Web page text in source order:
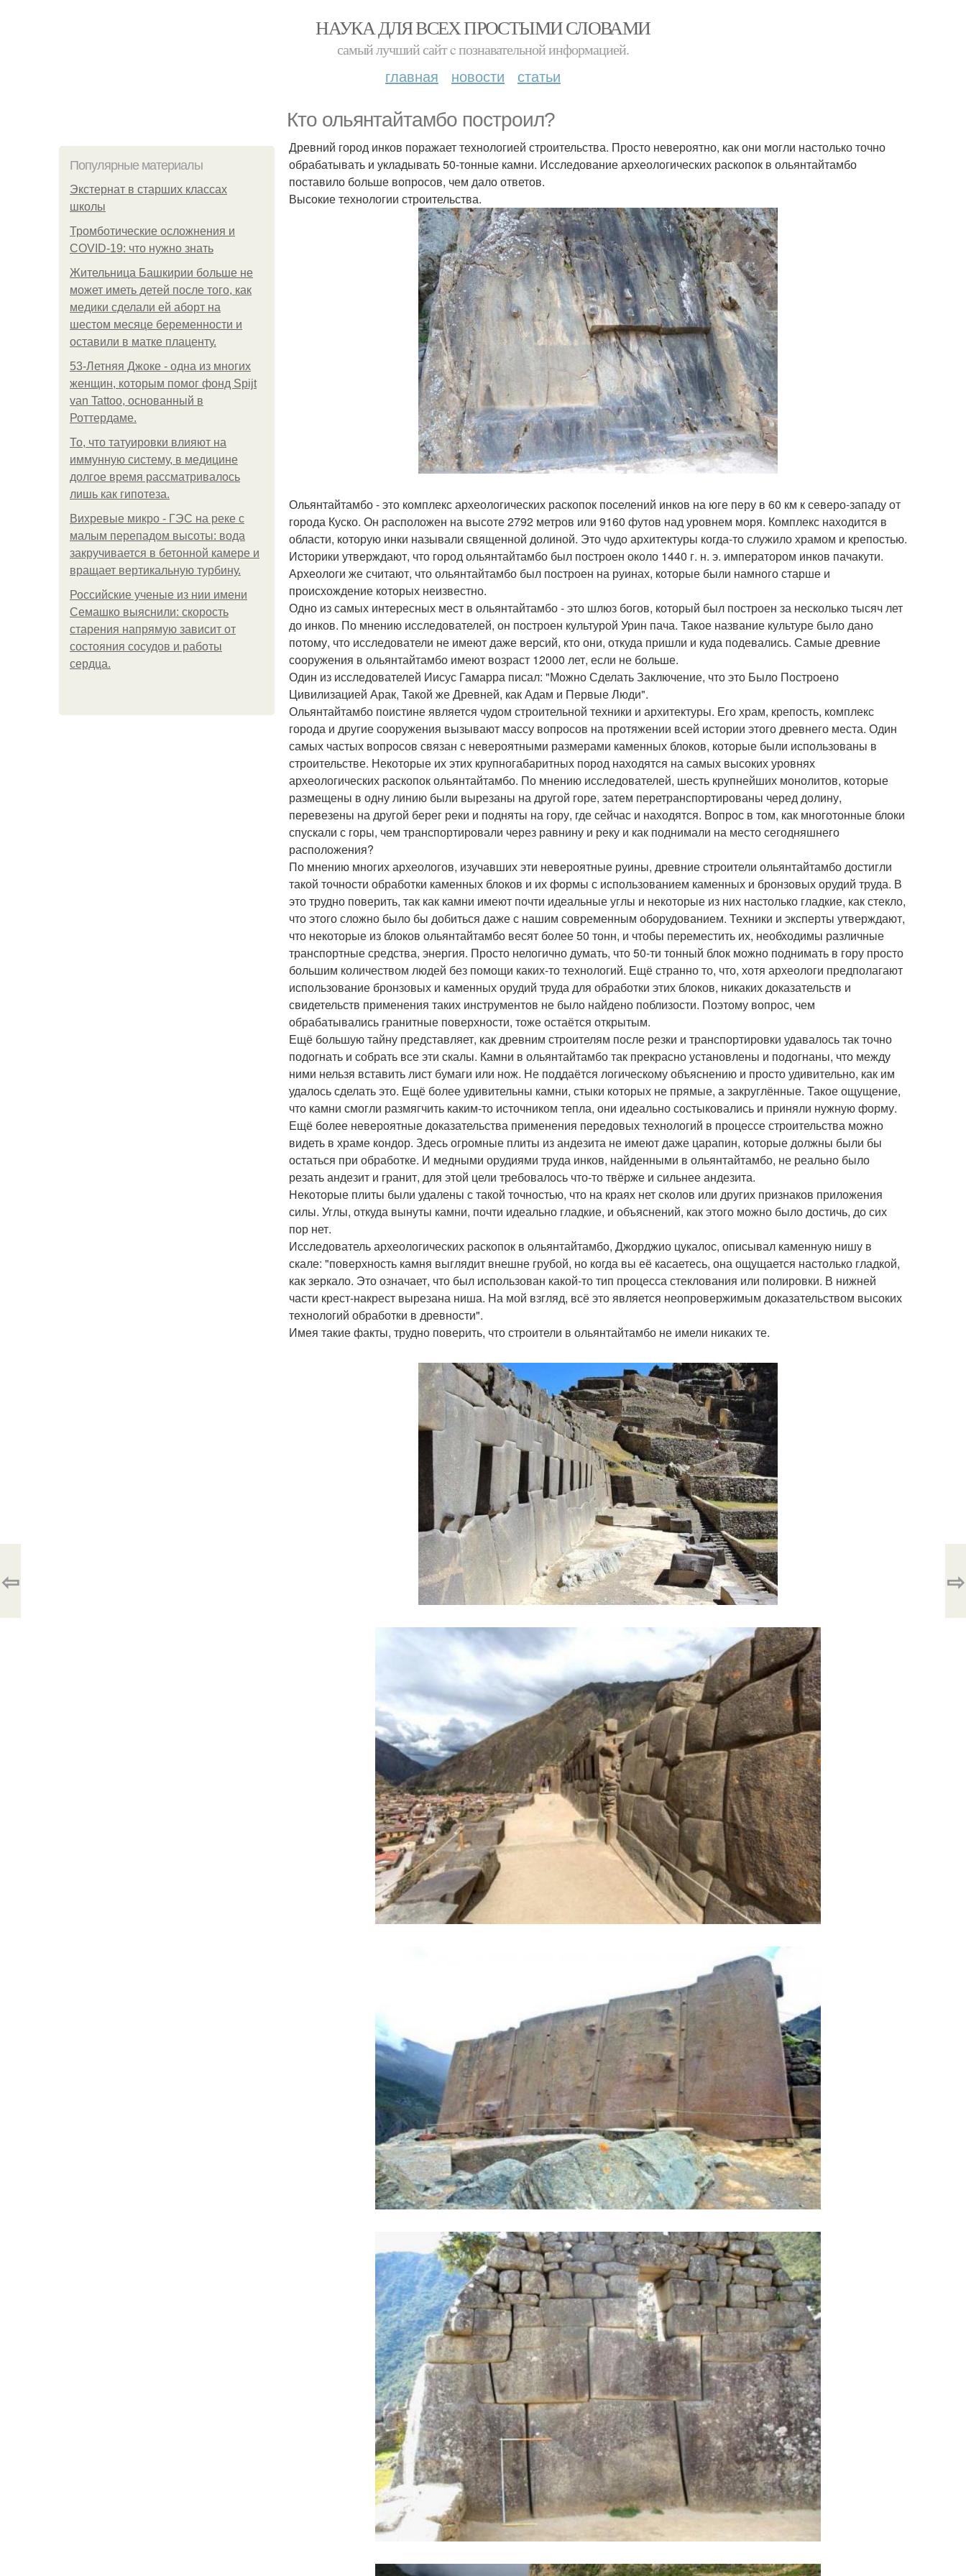
НАУКА ДЛЯ ВСЕХ ПРОСТЫМИ СЛОВАМИ
самый лучший сайт c познавательной информацией.
главная новости статьи
Кто ольянтайтамбо построил?
Популярные материалы
Экстернат в старших классах
школы
Тромботические осложнения и
COVID-19: что нужно знать
Жительница Башкирии больше не
может иметь детей после того, как
медики сделали ей аборт на
шестом месяце беременности и
оставили в матке плаценту.
53-Летняя Джоке - одна из многих
женщин, которым помог фонд Spijt
van Tattoo, основанный в
Роттердаме.
То, что татуировки влияют на
иммунную систему, в медицине
долгое время рассматривалось
лишь как гипотеза.
Вихревые микро - ГЭС на реке с
малым перепадом высоты: вода
закручивается в бетонной камере и
вращает вертикальную турбину.
Российские ученые из нии имени
Семашко выяснили: скорость
старения напрямую зависит от
состояния сосудов и работы
сердца.
Древний город инков поражает технологией строительства. Просто невероятно, как они могли настолько точно
обрабатывать и укладывать 50-тонные камни. Исследование археологических раскопок в ольянтайтамбо
поставило больше вопросов, чем дало ответов.
Высокие технологии строительства.
Ольянтайтамбо - это комплекс археологических раскопок поселений инков на юге перу в 60 км к северо-западу от
города Куско. Он расположен на высоте 2792 метров или 9160 футов над уровнем моря. Комплекс находится в
области, которую инки называли священной долиной. Это чудо архитектуры когда-то служило храмом и крепостью.
Историки утверждают, что город ольянтайтамбо был построен около 1440 г. н. э. императором инков пачакути.
Археологи же считают, что ольянтайтамбо был построен на руинах, которые были намного старше и
происхождение которых неизвестно.
Одно из самых интересных мест в ольянтайтамбо - это шлюз богов, который был построен за несколько тысяч лет
до инков. По мнению исследователей, он построен культурой Урин пача. Такое название культуре было дано
потому, что исследователи не имеют даже версий, кто они, откуда пришли и куда подевались. Самые древние
сооружения в ольянтайтамбо имеют возраст 12000 лет, если не больше.
Один из исследователей Иисус Гамарра писал: "Можно Сделать Заключение, что это Было Построено
Цивилизацией Арак, Такой же Древней, как Адам и Первые Люди".
Ольянтайтамбо поистине является чудом строительной техники и архитектуры. Его храм, крепость, комплекс
города и другие сооружения вызывают массу вопросов на протяжении всей истории этого древнего места. Один
самых частых вопросов связан с невероятными размерами каменных блоков, которые были использованы в
строительстве. Некоторые их этих крупногабаритных пород находятся на самых высоких уровнях
археологических раскопок ольянтайтамбо. По мнению исследователей, шесть крупнейших монолитов, которые
размещены в одну линию были вырезаны на другой горе, затем перетранспортированы черед долину,
перевезены на другой берег реки и подняты на гору, где сейчас и находятся. Вопрос в том, как многотонные блоки
спускали с горы, чем транспортировали через равнину и реку и как поднимали на место сегодняшнего
расположения?
По мнению многих археологов, изучавших эти невероятные руины, древние строители ольянтайтамбо достигли
такой точности обработки каменных блоков и их формы с использованием каменных и бронзовых орудий труда. В
это трудно поверить, так как камни имеют почти идеальные углы и некоторые из них настолько гладкие, как стекло,
что этого сложно было бы добиться даже с нашим современным оборудованием. Техники и эксперты утверждают,
что некоторые из блоков ольянтайтамбо весят более 50 тонн, и чтобы переместить их, необходимы различные
транспортные средства, энергия. Просто нелогично думать, что 50-ти тонный блок можно поднимать в гору просто
большим количеством людей без помощи каких-то технологий. Ещё странно то, что, хотя археологи предполагают
использование бронзовых и каменных орудий труда для обработки этих блоков, никаких доказательств и
свидетельств применения таких инструментов не было найдено поблизости. Поэтому вопрос, чем
обрабатывались гранитные поверхности, тоже остаётся открытым.
Ещё большую тайну представляет, как древним строителям после резки и транспортировки удавалось так точно
подогнать и собрать все эти скалы. Камни в ольянтайтамбо так прекрасно установлены и подогнаны, что между
ними нельзя вставить лист бумаги или нож. Не поддаётся логическому объяснению и просто удивительно, как им
удалось сделать это. Ещё более удивительны камни, стыки которых не прямые, а закруглённые. Такое ощущение,
что камни смогли размягчить каким-то источником тепла, они идеально состыковались и приняли нужную форму.
Ещё более невероятные доказательства применения передовых технологий в процессе строительства можно
видеть в храме кондор. Здесь огромные плиты из андезита не имеют даже царапин, которые должны были бы
остаться при обработке. И медными орудиями труда инков, найденными в ольянтайтамбо, не реально было
резать андезит и гранит, для этой цели требовалось что-то твёрже и сильнее андезита.
Некоторые плиты были удалены с такой точностью, что на краях нет сколов или других признаков приложения
силы. Углы, откуда вынуты камни, почти идеально гладкие, и объяснений, как этого можно было достичь, до сих
пор нет.
Исследователь археологических раскопок в ольянтайтамбо, Джорджио цукалос, описывал каменную нишу в
скале: "поверхность камня выглядит внешне грубой, но когда вы её касаетесь, она ощущается настолько гладкой,
как зеркало. Это означает, что был использован какой-то тип процесса стеклования или полировки. В нижней
части крест-накрест вырезана ниша. На мой взгляд, всё это является неопровержимым доказательством высоких
технологий обработки в древности".
Имея такие факты, трудно поверить, что строители в ольянтайтамбо не имели никаких те.
⇦ ⇨